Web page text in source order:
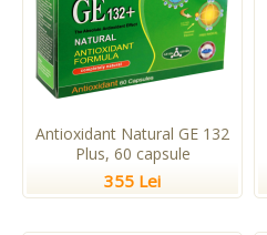
Antioxidant Natural GE 132
Plus, 60 capsule
355 Lei